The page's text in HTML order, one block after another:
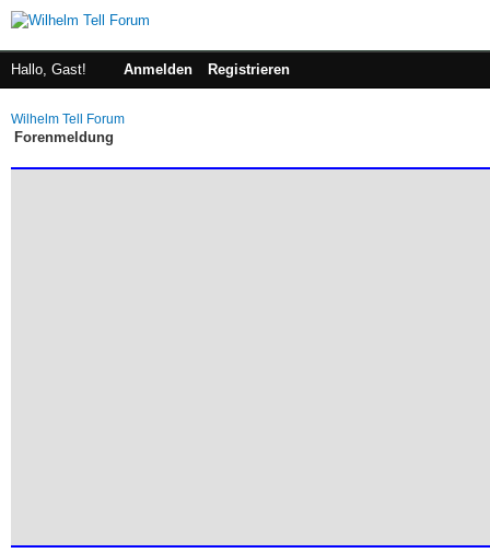
Hallo, Gast! Anmelden Registrieren
Wilhelm Tell Forum
Forenmeldung